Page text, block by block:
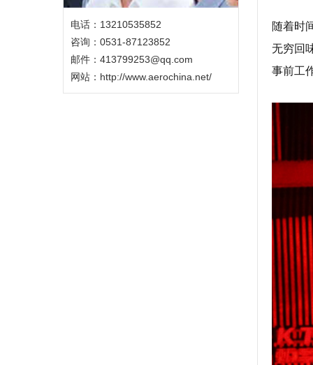
电话：13210535852
咨询：0531-87123852
邮件：413799253@qq.com
网站： http://www.aerochina.net/
随着时
无穷回
事前工